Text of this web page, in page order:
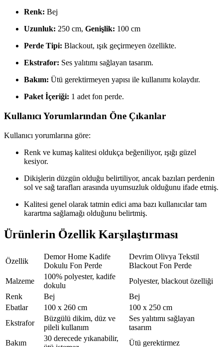
Renk: Bej
Uzunluk: 250 cm, Genişlik: 100 cm
Perde Tipi: Blackout, ışık geçirmeyen özellikte.
Ekstrafor: Ses yalıtımı sağlayan tasarım.
Bakım: Ütü gerektirmeyen yapısı ile kullanımı kolaydır.
Paket İçeriği: 1 adet fon perde.
Kullanıcı Yorumlarından Öne Çıkanlar
Kullanıcı yorumlarına göre:
Renk ve kumaş kalitesi oldukça beğeniliyor, ışığı güzel
kesiyor.
Dikişlerin düzgün olduğu belirtiliyor, ancak bazıları perdenin
sol ve sağ tarafları arasında uyumsuzluk olduğunu ifade etmiş.
Kalitesi genel olarak tatmin edici ama bazı kullanıcılar tam
karartma sağlamağı olduğunu belirtmiş.
Ürünlerin Özellik Karşılaştırması
Özellik
Demor Home Kadife
Dokulu Fon Perde
Devrim Olivya Tekstil
Blackout Fon Perde
Malzeme
100% polyester, kadife
dokulu
Polyester, blackout özelliği
Renk
Bej
Bej
Ebatlar
100 x 260 cm
100 x 250 cm
Ekstrafor
Büzgülü dikim, düz ve
pileli kullanım
Ses yalıtımı sağlayan
tasarım
Bakım
30 derecede yıkanabilir,
Ütü gerektirmez